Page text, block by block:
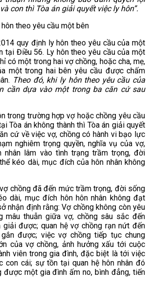
con thì Tòa án giải quyết việc ly hôn”.
theo yêu cầu một bên
quy định ly hôn theo yêu cầu của một
tại Điều 56. Ly hôn theo yêu cầu của một
có một trong hai vợ chồng, hoặc cha, mẹ,
một trong hai bên yêu cầu được chấm
Theo đó, khi ly hôn theo yêu cầu của
cần dựa vào một trong ba căn cứ sau
trong trường hợp vợ hoặc chồng yêu cầu
Tòa án không thành thì Tòa án giải quyết
cứ về việc vợ, chồng có hành vi bạo lực
nghiêm trọng quyền, nghĩa vụ của vợ,
nhân lâm vào tình trạng trầm trọng, đời
kéo dài, mục đích của hôn nhân không
chồng đã đến mức trầm trọng, đời sống
dài, mục đích hôn hôn nhân không đạt
nhận định rằng: Vợ chồng không còn yêu
mâu thuẫn giữa vợ, chồng sâu sắc đến
giải được; quan hệ vợ chồng rạn nứt đến
được; việc vợ chồng tiếp tục chung
của vợ chồng, ảnh hưởng xấu tới cuộc
viên trong gia đình, đặc biệt là tới việc
con cái; sự tồn tại quan hệ hôn nhân đó
được một gia đình ấm no, bình đẳng, tiến